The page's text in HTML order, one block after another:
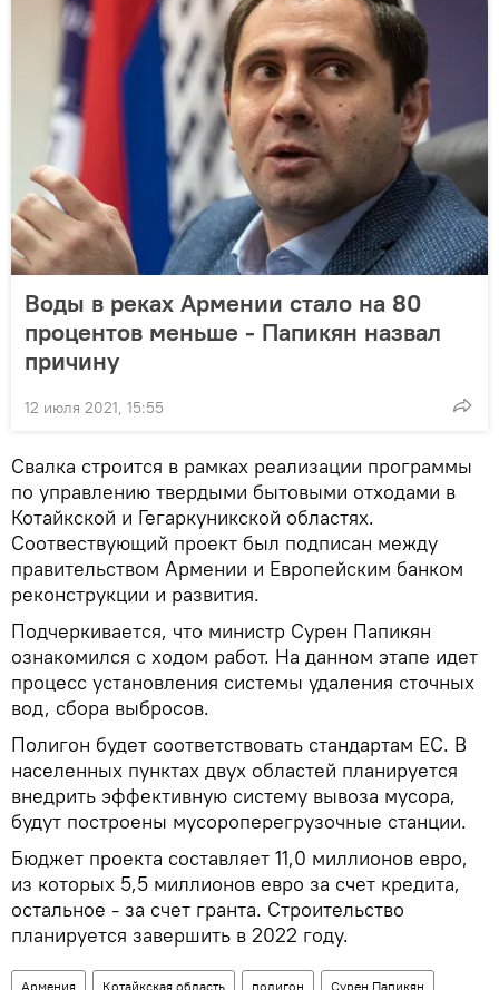
Воды в реках Армении стало на 80
процентов меньше - Папикян назвал
причину
12 июля 2021, 15:55
Свалка строится в рамках реализации программы
по управлению твердыми бытовыми отходами в
Котайкской и Гегаркуникской областях.
Соотвествующий проект был подписан между
правительством Армении и Европейским банком
реконструкции и развития.
Подчеркивается, что министр Сурен Папикян
ознакомился с ходом работ. На данном этапе идет
процесс установления системы удаления сточных
вод, сбора выбросов.
Полигон будет соответствовать стандартам ЕС. В
населенных пунктах двух областей планируется
внедрить эффективную систему вывоза мусора,
будут построены мусороперегрузочные станции.
Бюджет проекта составляет 11,0 миллионов евро,
из которых 5,5 миллионов евро за счет кредита,
остальное - за счет гранта. Строительство
планируется завершить в 2022 году.
Армения Котайкская область полигон Сурен Папикян